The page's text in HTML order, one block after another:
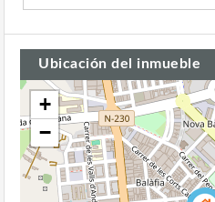
Ubicación del inmueble
+
−